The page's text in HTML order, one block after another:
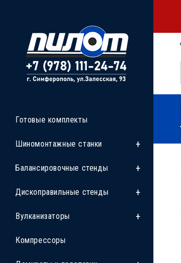
Готовые комплекты
Шиномонтажные станки
Балансировочные стенды
Дископравильные стенды
Вулканизаторы
Компрессоры